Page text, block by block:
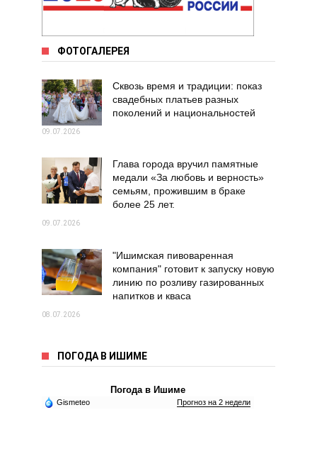
ФОТОГАЛЕРЕЯ
Сквозь время и традиции: показ
свадебных платьев разных
поколений и национальностей
09.07.2026
Глава города вручил памятные
медали «За любовь и верность»
семьям, прожившим в браке
более 25 лет.
09.07.2026
"Ишимская пивоваренная
компания" готовит к запуску новую
линию по розливу газированных
напитков и кваса
08.07.2026
ПОГОДА В ИШИМЕ
Погода в Ишиме
Gismeteo Прогноз на 2 недели